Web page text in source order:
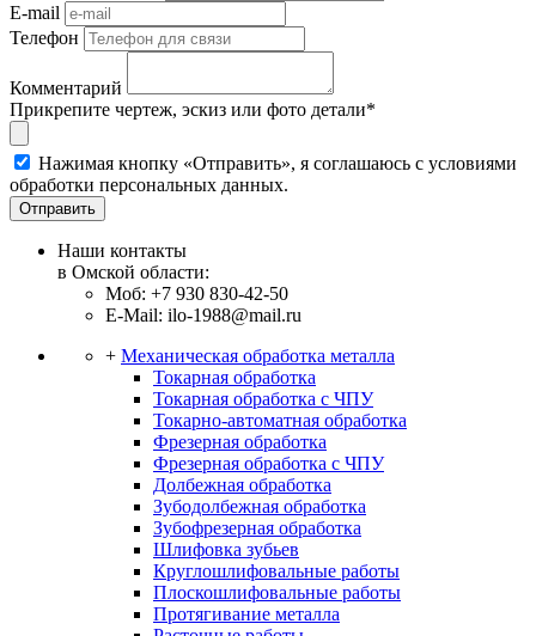
E-mail
Телефон
Комментарий
Прикрепите чертеж, эскиз или фото детали*
Нажимая кнопку «Отправить», я соглашаюсь с условиями
обработки персональных данных.
Отправить
Наши контакты
в Омской области:
Моб: +7 930 830-42-50
E-Mail: ilo-1988@mail.ru
+ Механическая обработка металла
Токарная обработка
Токарная обработка с ЧПУ
Токарно-автоматная обработка
Фрезерная обработка
Фрезерная обработка c ЧПУ
Долбежная обработка
Зубодолбежная обработка
Зубофрезерная обработка
Шлифовка зубьев
Круглошлифовальные работы
Плоскошлифовальные работы
Протягивание металла